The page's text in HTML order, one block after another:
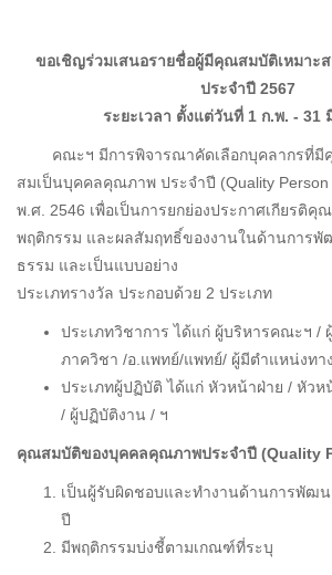
ขอเชิญร่วมเสนอรายชื่อผู้มีคุณสมบัติเหมาะ
ประจำปี 2567
ระยะเวลา ตั้งแต่วันที่ 1 ก.พ. - 31
คณะฯ มีการพิจารณาคัดเลือกบุคลากรที่มีคุ
สมเป็นบุคคลคุณภาพ ประจำปี (Quality Person
พ.ศ. 2546 เพื่อเป็นการยกย่องประกาศเกียรติคุ
พฤติกรรม และผลสัมฤทธิ์ของงานในด้านการ
ธรรม และเป็นแบบอย่าง
ประเภทรางวัล ประกอบด้วย 2 ประเภท
ประเภทวิชาการ ได้แก่ ผู้บริหารคณะฯ /
ภาควิชา /อ.แพทย์/แพทย์/ ผู้มีตำแหน่งทา
ประเภทผู้ปฏิบัติ ได้แก่ หัวหน้าฝ่าย / หัว
/ ผู้ปฏิบัติงาน / ฯ
คุณสมบัติของบุคคลคุณภาพประจำปี (Quality
เป็นผู้รับผิดชอบและทำงานด้านการพัฒ
ปี
มีพฤติกรรมบ่งชี้ตามเกณฑ์ที่ระบุ